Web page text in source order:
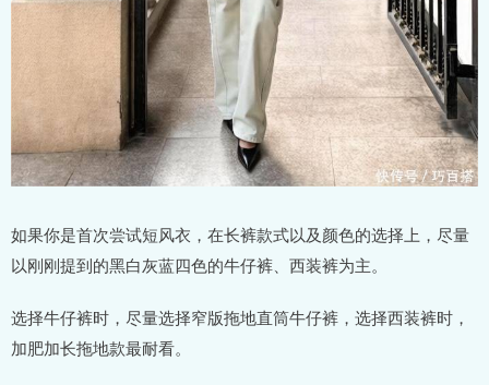
如果你是首次尝试短风衣，在长裤款式以及颜色的选择上，尽量
以刚刚提到的黑白灰蓝四色的牛仔裤、西装裤为主。
选择牛仔裤时，尽量选择窄版拖地直筒牛仔裤，选择西装裤时，
加肥加长拖地款最耐看。